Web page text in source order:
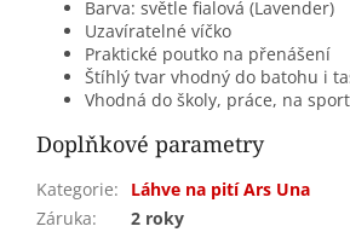
Barva: světle fialová (Lavender)
Uzavíratelné víčko
Praktické poutko na přenášení
Štíhlý tvar vhodný do batohu i
Vhodná do školy, práce, na
Doplňkové parametry
Kategorie:
Láhve na pití Ars Una
Záruka:
2 roky